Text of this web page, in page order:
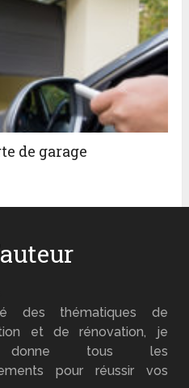
de garage
des thématiques de
et de rénovation, je
donne tous les
pour réussir vos